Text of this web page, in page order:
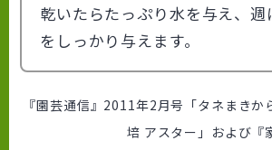
乾いたらたっぷり水を与え、
をしっかり与えます。
『園芸通信』2011年2月号「タネまきか
培 アスター」および『